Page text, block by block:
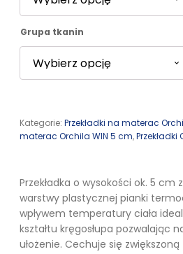
Grupa tkanin
Kategorie: Przekładki na materac
materac Orchila WIN 5 cm,Przekładki
Przekładka o wysokości ok. 5
warstwy plastycznej pianki
wpływem temperatury ciała
kształtu kręgosłupa pozwalając
ułożenie. Cechuje się